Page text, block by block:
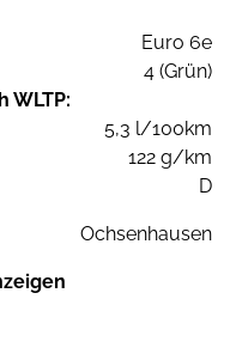
Euro 6e
4 (Grün)
WLTP:
5,3 l/100km
122 g/km
D
Ochsenhausen